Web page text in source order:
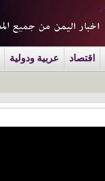
اقتصاد عربية ودولية